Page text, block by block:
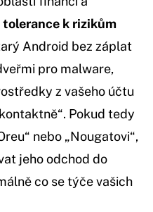
tolerance k rizikům
Android bez záplat
pro malware,
z vašeho účtu
Pokud tedy
nebo „Nougatovi“,
jeho odchod do
co se týče vašich